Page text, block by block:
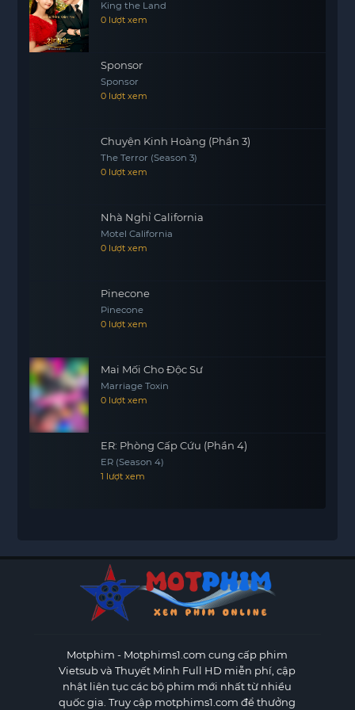
King the Land
0 lượt xem
Sponsor
Sponsor
0 lượt xem
Chuyện Kinh Hoàng (Phần 3)
The Terror (Season 3)
0 lượt xem
Nhà Nghỉ California
Motel California
0 lượt xem
Pinecone
Pinecone
0 lượt xem
Mai Mối Cho Độc Sư
Marriage Toxin
0 lượt xem
ER: Phòng Cấp Cứu (Phần 4)
ER (Season 4)
1 lượt xem
Motphim - Motphims1.com cung cấp phim
Vietsub và Thuyết Minh Full HD miễn phí, cập
nhật liên tục các bộ phim mới nhất từ nhiều
quốc gia. Truy cập motphims1.com để thưởng